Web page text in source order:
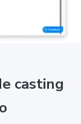
casting